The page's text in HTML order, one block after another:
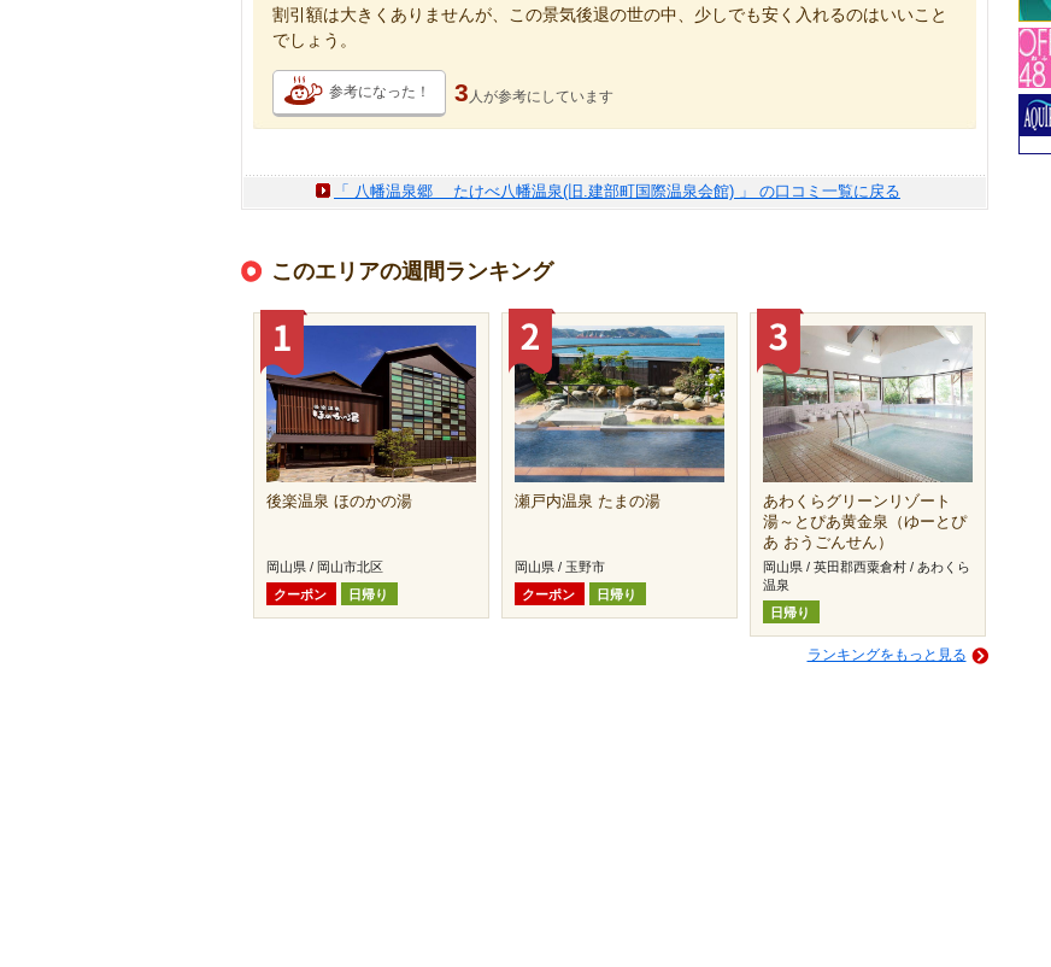
割引額は大きくありませんが、この景気後退の世の中、少しでも安く入れるのはいいこと
でしょう。
参考になった！ 3 人が参考にしています
「 八幡温泉郷 たけべ八幡温泉(旧.建部町国際温泉会館) 」 の口コミ一覧に戻る
このエリアの週間ランキング
後楽温泉 ほのかの湯
岡山県 / 岡山市北区
クーポン
日帰り
瀬戸内温泉 たまの湯
岡山県 / 玉野市
クーポン
日帰り
あわくらグリーンリゾート
湯～とぴあ黄金泉（ゆーとぴ
あ おうごんせん）
岡山県 / 英田郡西粟倉村 / あわくら
温泉
日帰り
ランキングをもっと見る